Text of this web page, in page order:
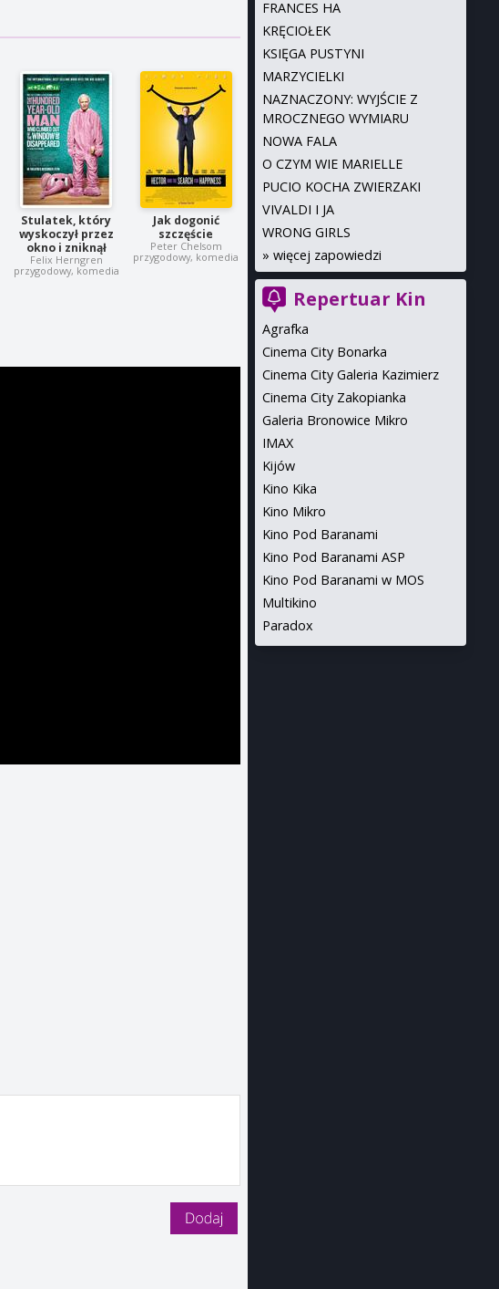
Stulatek, który
wyskoczył przez
okno i zniknął
Felix Herngren
przygodowy, komedia
Jak dogonić
szczęście
Peter Chelsom
przygodowy, komedia
FRANCES HA
KRĘCIOŁEK
KSIĘGA PUSTYNI
MARZYCIELKI
NAZNACZONY: WYJŚCIE Z
MROCZNEGO WYMIARU
NOWA FALA
O CZYM WIE MARIELLE
PUCIO KOCHA ZWIERZAKI
VIVALDI I JA
WRONG GIRLS
» więcej zapowiedzi
Repertuar Kin
Agrafka
Cinema City Bonarka
Cinema City Galeria Kazimierz
Cinema City Zakopianka
Galeria Bronowice Mikro
IMAX
Kijów
Kino Kika
Kino Mikro
Kino Pod Baranami
Kino Pod Baranami ASP
Kino Pod Baranami w MOS
Multikino
Paradox